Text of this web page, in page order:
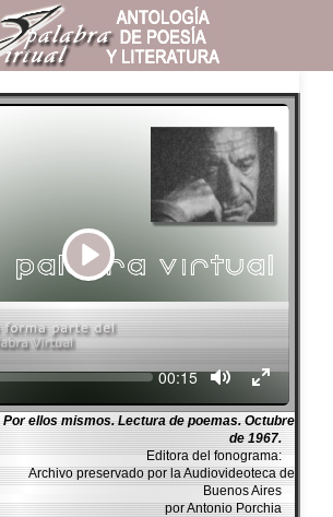
Play
Seek Current
00:15
Por ellos mismos. Lectura de poemas. Octubre
de 1967.
Editora del fonograma:
Archivo preservado por la Audiovideoteca de
Buenos Aires
por Antonio Porchia